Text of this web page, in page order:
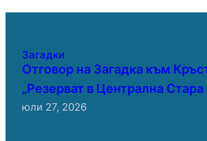
Загадки
Отговор на Загадка към
„Резерват в Централна
юли 27, 2026